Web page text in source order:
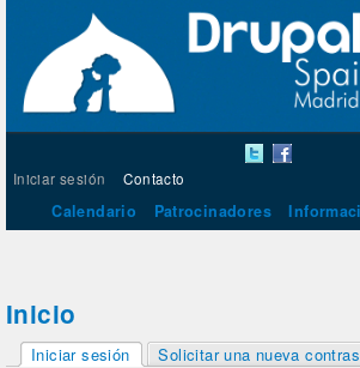
Iniciar sesión Contacto
Calendario Patrocinadores
Inicio
Solapas principales
Iniciar sesión
Solicitar una nueva